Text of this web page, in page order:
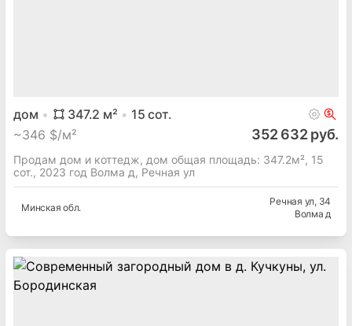
дом 347.2 м² 15 сот.
~346 $/м² 352 632 руб.
Продам дом и коттедж, дом общая площадь: 347.2м², 15
сот., 2023 год Волма д, Речная ул
Минская обл.
Речная ул, 34
Волма д